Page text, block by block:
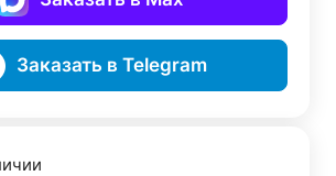
Заказать в Telegram